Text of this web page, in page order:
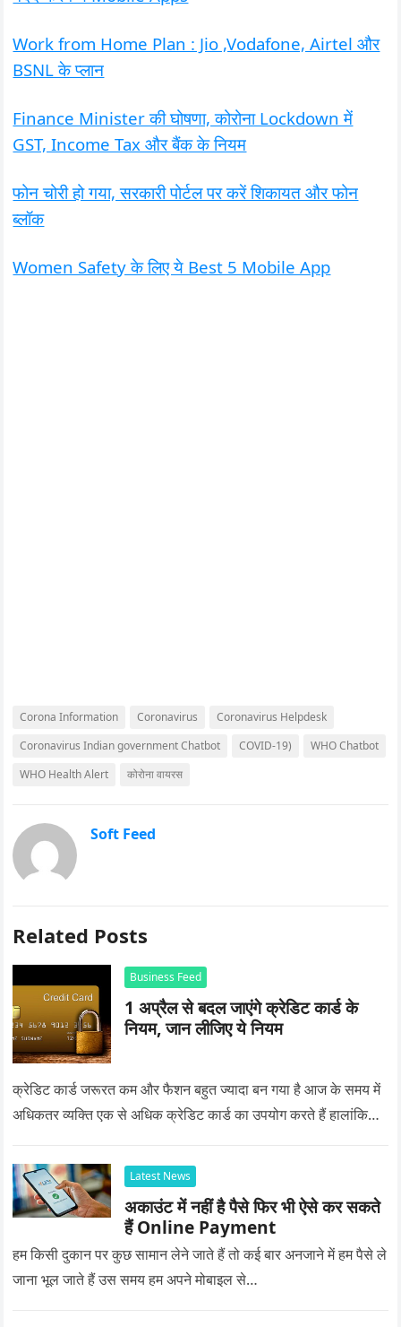
Work from Home Plan : Jio ,Vodafone, Airtel और
BSNL के प्लान
Finance Minister की घोषणा, कोरोना Lockdown में
GST, Income Tax और बैंक के नियम
फोन चोरी हो गया, सरकारी पोर्टल पर करें शिकायत और फोन
ब्लॉक
Women Safety के लिए ये Best 5 Mobile App
Corona Information Coronavirus
Coronavirus Helpdesk
Coronavirus Indian government Chatbot
COVID-19)
WHO Chatbot
WHO Health Alert
कोरोना वायरस
Soft Feed
Related Posts
Business Feed
1 अप्रैल से बदल जाएंगे क्रेडिट कार्ड के
नियम, जान लीजिए ये नियम
क्रेडिट कार्ड जरूरत कम और फैशन बहुत ज्यादा बन गया है आज के समय में
अधिकतर व्यक्ति एक से अधिक क्रेडिट कार्ड का उपयोग करते हैं हालांकि…
Latest News
अकाउंट में नहीं है पैसे फिर भी ऐसे कर सकते
हैं Online Payment
हम किसी दुकान पर कुछ सामान लेने जाते हैं तो कई बार अनजाने में हम पैसे ले
जाना भूल जाते हैं उस समय हम अपने मोबाइल से…